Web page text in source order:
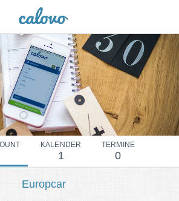
KALENDER
1
TERMINE
0
Europcar